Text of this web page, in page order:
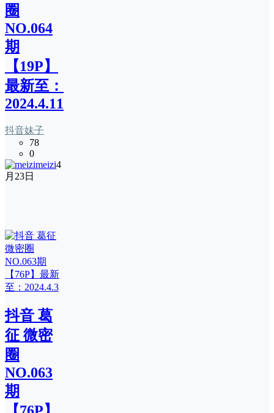
圈
NO.064
期
【19P】
最新至：
2024.4.11
抖音妹子
78
0
meizi4
月23日
抖音 葛
征 微密
圈
NO.063
期